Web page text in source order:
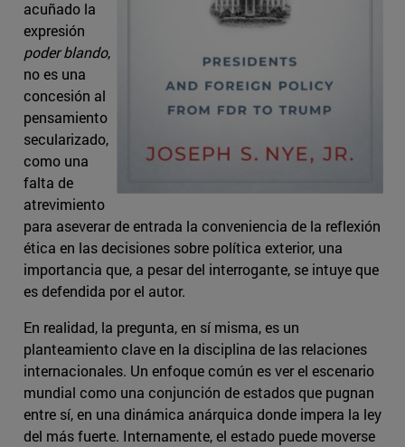
acuñado la
expresión
poder blando,
no es una
concesión al
pensamiento
secularizado,
como una
falta de
atrevimiento
para aseverar de entrada la conveniencia de la reflexión
ética en las decisiones sobre política exterior, una
importancia que, a pesar del interrogante, se intuye que
es defendida por el autor.
En realidad, la pregunta, en sí misma, es un
planteamiento clave en la disciplina de las relaciones
internacionales. Un enfoque común es ver el escenario
mundial como una conjunción de estados que pugnan
entre sí, en una dinámica anárquica donde impera la ley
del más fuerte. Internamente, el estado puede moverse